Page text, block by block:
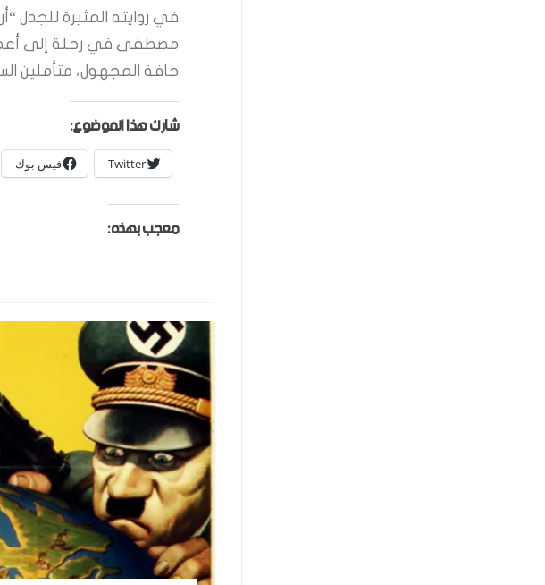
في روايته المثيرة للجدل
مصطفى في رحلة إلى
حافة المجهول، متأملين
شارك هذا الموضوع:
Twitter فيس بوك
معجب بهذه: